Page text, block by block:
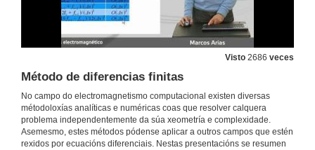
Visto 2686 veces
Método de diferencias finitas
No campo do electromagnetismo computacional existen diversas
métodoloxías analíticas e numéricas coas que resolver calquera
problema independentemente da súa xeometría e complexidade.
Asemesmo, estes métodos pódense aplicar a outros campos que estén
rexidos por ecuacións diferenciais. Nestas presentacións se resumen